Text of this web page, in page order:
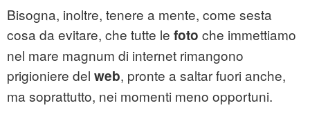
Bisogna, inoltre, tenere a mente, come sesta
cosa da evitare, che tutte le foto che immettiamo
nel mare magnum di internet rimangono
prigioniere del web, pronte a saltar fuori anche,
ma soprattutto, nei momenti meno opportuni.